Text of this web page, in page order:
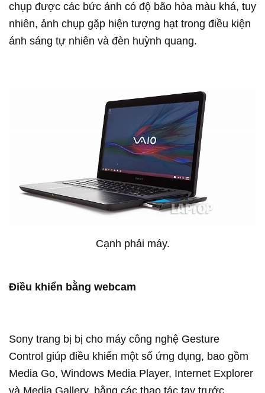
chụp được các bức ảnh có độ bão hòa màu khá, tuy
nhiên, ảnh chụp gặp hiện tượng hạt trong điều kiện
ánh sáng tự nhiên và đèn huỳnh quang.
Cạnh phải máy.
Điều khiển bằng webcam
Sony trang bị bị cho máy công nghệ Gesture
Control giúp điều khiển một số ứng dụng, bao gồm
Media Go, Windows Media Player, Internet Explorer
và Media Gallery, bằng các thao tác tay trước